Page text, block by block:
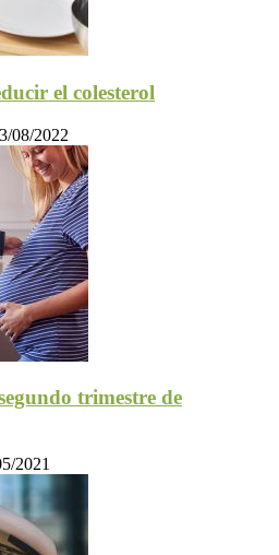
el colesterol
08/2022
trimestre de
2021